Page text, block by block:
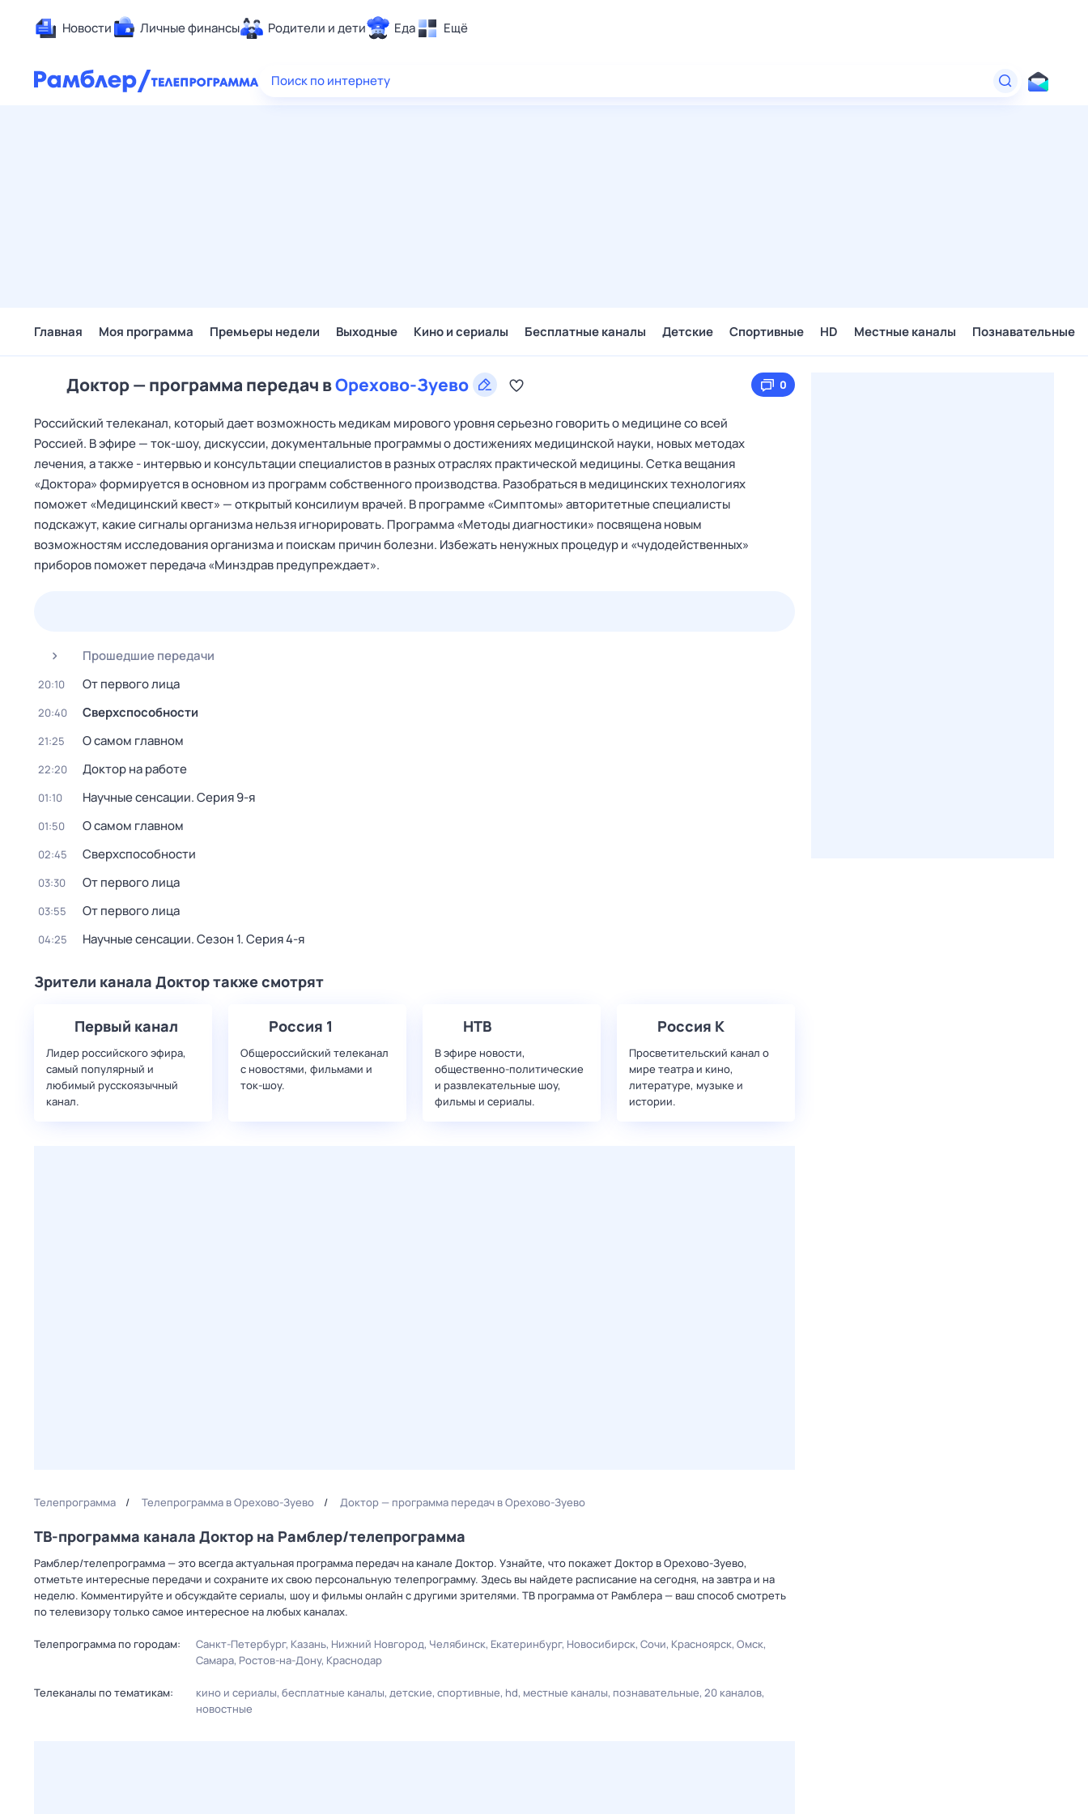
Новости Личные финансы Родители и дети Еда Ещё
Здоровье
Поиск по интернету
Главная Моя программа Премьеры недели Выходные Кино и сериалы Бесплатные каналы Детские Спортивные HD Местные каналы Познавательные
Доктор — программа передач вОрехово-Зуево 0
Российский телеканал, который дает возможность медикам мирового уровня серьезно говорить о медицине со всей
Россией. В эфире — ток‑шоу, дискуссии, документальные программы о достижениях медицинской науки, новых методах
лечения, а также - интервью и консультации специалистов в разных отраслях практической медицины. Сетка вещания
«Доктора» формируется в основном из программ собственного производства. Разобраться в медицинских технологиях
поможет «Медицинский квест» — открытый консилиум врачей. В программе «Симптомы» авторитетные специалисты
подскажут, какие сигналы организма нельзя игнорировать. Программа «Методы диагностики» посвящена новым
возможностям исследования организма и поискам причин болезни. Избежать ненужных процедур и «чудодейственных»
приборов поможет передача «Минздрав предупреждает».
Прошедшие передачи
20:10 От первого лица
20:40 Сверхспособности
21:25 О самом главном
22:20 Доктор на работе
01:10 Научные сенсации. Серия 9-я
01:50 О самом главном
02:45 Сверхспособности
03:30 От первого лица
03:55 От первого лица
04:25 Научные сенсации. Сезон 1. Серия 4-я
Зрители канала Доктор также смотрят
Первый канал
Лидер российского эфира,
самый популярный и
любимый русскоязычный
канал.
Россия 1
Общероссийский телеканал
с новостями, фильмами и
ток-шоу.
НТВ
В эфире новости,
общественно-политические
и развлекательные шоу,
фильмы и сериалы.
Россия К
Просветительский канал о
мире театра и кино,
литературе, музыке и
истории.
Телепрограмма Телепрограмма в Орехово-Зуево Доктор — программа передач в Орехово-Зуево
ТВ-программа канала Доктор на Рамблер/телепрограмма
Рамблер/телепрограмма — это всегда актуальная программа передач на канале Доктор. Узнайте, что покажет Доктор в Орехово-Зуево,
отметьте интересные передачи и сохраните их свою персональную телепрограмму. Здесь вы найдете расписание на сегодня, на завтра и на
неделю. Комментируйте и обсуждайте сериалы, шоу и фильмы онлайн с другими зрителями. ТВ программа от Рамблера — ваш способ смотреть
по телевизору только самое интересное на любых каналах.
Телепрограмма по городам: Санкт-Петербург Казань Нижний Новгород Челябинск Екатеринбург Новосибирск Сочи Красноярск Омск
Самара Ростов-на-Дону Краснодар
Телеканалы по тематикам: кино и сериалы бесплатные каналы детские спортивные hd местные каналы познавательные 20 каналов
новостные